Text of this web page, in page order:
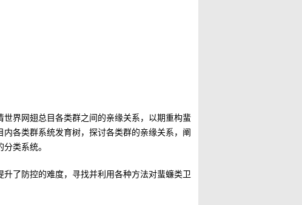
界网翅总目各类群之间的亲缘关系，以期重构蜚
各类群系统发育树，探讨各类群的亲缘关系，阐
类系统。
了防控的难度，寻找并利用各种方法对蜚蠊类卫